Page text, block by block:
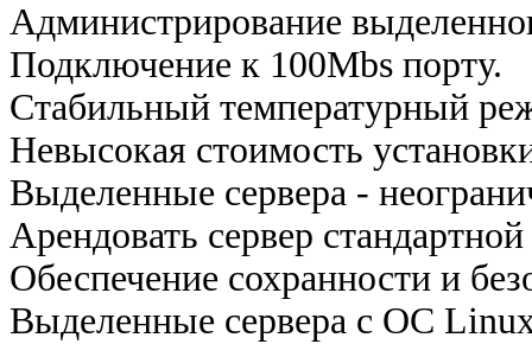
Администрирование
Подключение к 100Mbs порту.
Стабильный температурный
Невысокая стоимость
Выделенные сервера -
Арендовать сервер
Обеспечение сохранности и
Выделенные сервера с ОС